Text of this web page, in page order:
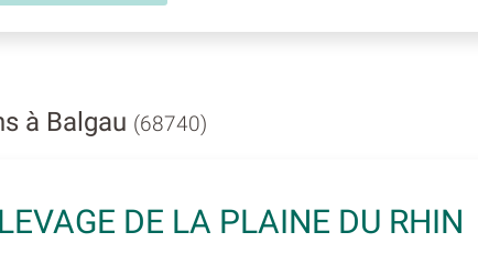
à Balgau (68740)
DE LA PLAINE DU RHIN